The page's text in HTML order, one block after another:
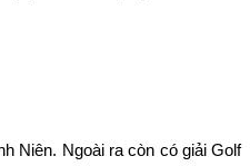
Niên. Ngoài ra còn có giải Golf